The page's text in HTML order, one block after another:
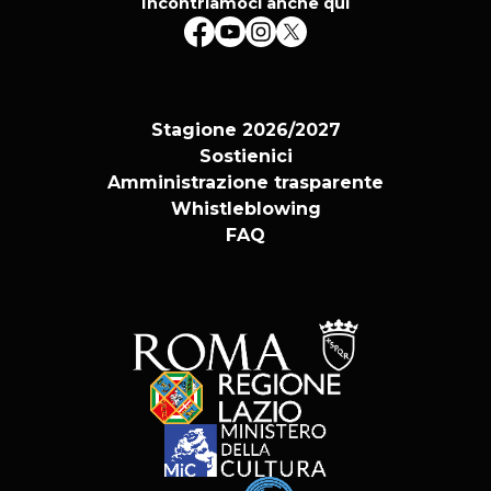
Stagione 2026/2027
Sostienici
Amministrazione trasparente
Whistleblowing
FAQ